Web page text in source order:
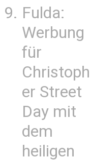
Fulda:
Werbung
für
Christoph
er Street
Day mit
dem
heiligen